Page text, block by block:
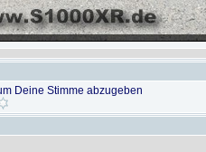
Deine Stimme abzugeben